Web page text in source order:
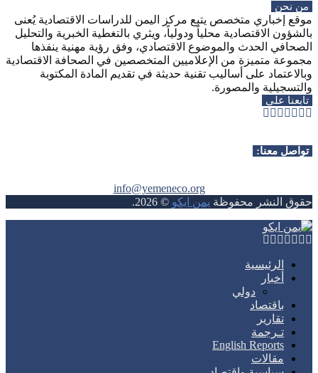
من نحن
موقع إخباري متخصص يتبع مركز اليمن للدراسات الاقتصادية يُعنى
بالشؤون الاقتصادية محلياً ودولياً، ويثري بالتغطية الخبرية والتحليل
الصحافي الحدث والموضوع الاقتصادي، وفق رؤية مهنية ينفذها
مجموعة متميزة من الإعلاميين المتخصصين في الصحافة الاقتصادية
وبالاعتماد على أساليب تقنية حديثة في تقديم المادة المكتوبة
والتسجيلية والمصورة.
تابعنا على
Facebook
Twitter
Instagram
Youtube
Rss
Telegram
Whatsapp
تواصل معنا:
info@yemeneco.org
حقوق النشر محفوظة يمن ايكو©
2026
.
Facebook
Twitter
Instagram
Youtube
Rss
Telegram
Whatsapp
الرئيسية
أخبار
دولي
باقتصاد
تقارير
تـرجمة
English Reports
مقالات